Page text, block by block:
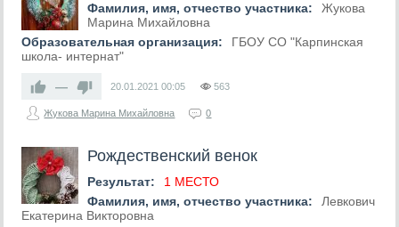
Фамилия, имя, отчество участника:
Жукова
Марина Михайловна
Образовательная организация:
ГБОУ СО "Карпинская
школа- интернат"
— 20.01.2021 00:05 563
Жукова Марина Михайловна 0
Рождественский венок
Результат:
1 МЕСТО
Фамилия, имя, отчество участника:
Левкович
Екатерина Викторовна